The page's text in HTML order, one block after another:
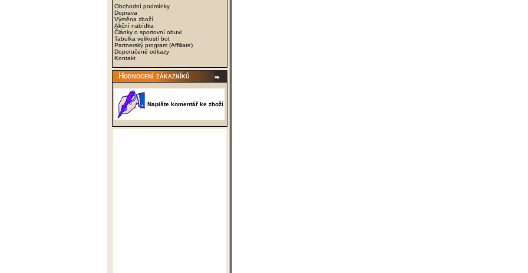
Obchodní podmínky
Doprava
Výměna zboží
Akční nabídka
Články o sportovní obuvi
Tabulka velikostí bot
Partnerský program (Affiliate)
Doporučené odkazy
Kontakt
Hodnocení zákazníků
Napište komentář ke zboží